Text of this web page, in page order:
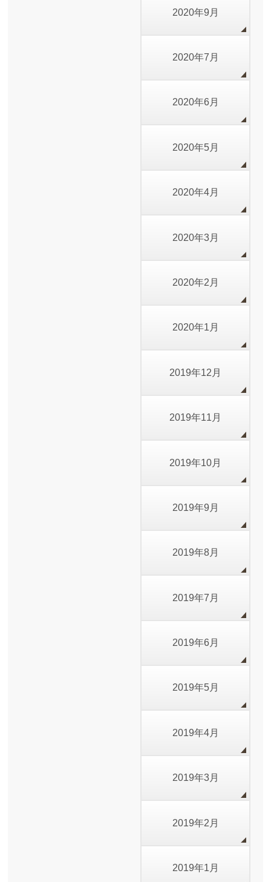
2020年9月
2020年7月
2020年6月
2020年5月
2020年4月
2020年3月
2020年2月
2020年1月
2019年12月
2019年11月
2019年10月
2019年9月
2019年8月
2019年7月
2019年6月
2019年5月
2019年4月
2019年3月
2019年2月
2019年1月